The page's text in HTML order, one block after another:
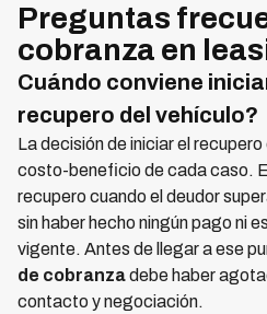
Preguntas
cobranza en
Cuándo conviene
recupero del vehículo?
La decisión de iniciar el
costo-beneficio de cada caso.
recupero cuando el deudor
sin haber hecho ningún pago ni
vigente. Antes de llegar a ese
de cobranzadebe haber
contacto y negociación.